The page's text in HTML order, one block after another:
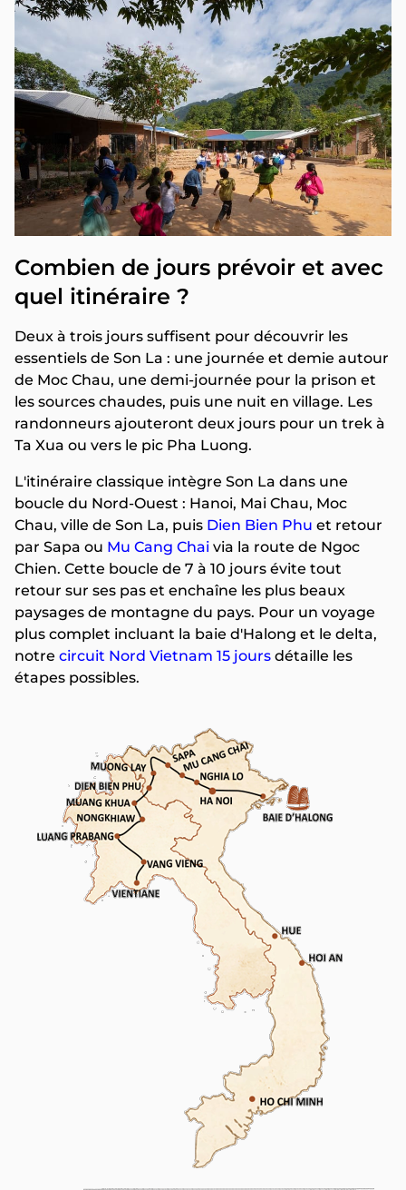
Combien de jours prévoir et avec
quel itinéraire ?
Deux à trois jours suffisent pour découvrir les
essentiels de Son La : une journée et demie autour
de Moc Chau, une demi-journée pour la prison et
les sources chaudes, puis une nuit en village. Les
randonneurs ajouteront deux jours pour un trek à
Ta Xua ou vers le pic Pha Luong.
L'itinéraire classique intègre Son La dans une
boucle du Nord-Ouest : Hanoi, Mai Chau, Moc
Chau, ville de Son La, puis Dien Bien Phu et retour
par Sapa ou Mu Cang Chai via la route de Ngoc
Chien. Cette boucle de 7 à 10 jours évite tout
retour sur ses pas et enchaîne les plus beaux
paysages de montagne du pays. Pour un voyage
plus complet incluant la baie d'Halong et le delta,
notre circuit Nord Vietnam 15 jours détaille les
étapes possibles.